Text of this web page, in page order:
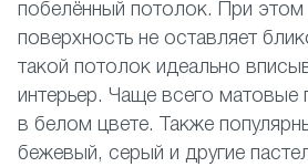
побелённый потолок. При этом
поверхность не оставляет
такой потолок идеально
интерьер. Чаще всего матовые
в белом цвете. Также
бежевый, серый и другие